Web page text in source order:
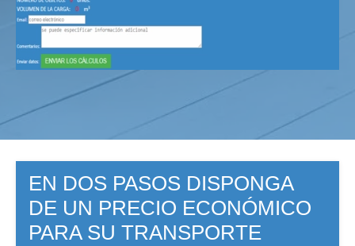
EN DOS PASOS DISPONGA
DE UN PRECIO ECONÓMICO
PARA SU TRANSPORTE